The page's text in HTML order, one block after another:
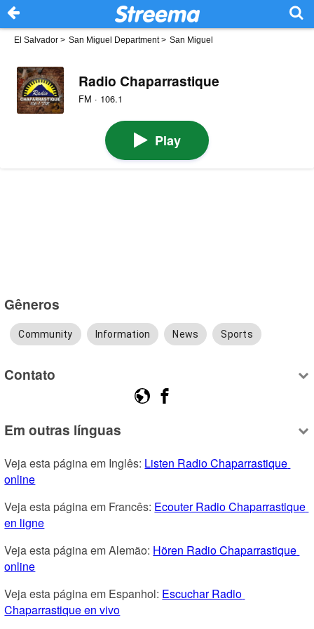
El Salvador > San Miguel Department> San Miguel
Radio Chaparrastique
FM · 106.1
Play
Gêneros
Community Information News Sports
Contato
Em outras línguas
Veja esta página em Inglês: Listen Radio Chaparrastique
online
Veja esta página em Francês: Ecouter Radio Chaparrastique
en ligne
Veja esta página em Alemão: Hören Radio Chaparrastique
online
Veja esta página em Espanhol: Escuchar Radio
Chaparrastique en vivo